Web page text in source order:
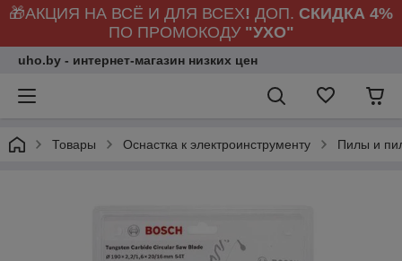
🎁АКЦИЯ НА ВСЁ И ДЛЯ ВСЕХ! ДОП. СКИДКА 4%
ПО ПРОМОКОДУ "УХО"
uho.by - интернет-магазин низких цен
Товары Оснастка к электроинструменту Пилы и